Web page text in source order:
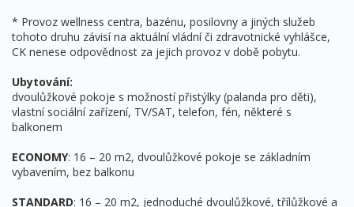
* Provoz wellness centra, bazénu, posilovny a jiných služeb
tohoto druhu závisí na aktuální vládní či zdravotnické vyhlášce,
CK nenese odpovědnost za jejich provoz v době pobytu.
Ubytování:
dvoulůžkové pokoje s možností přistýlky (palanda pro děti),
vlastní sociální zařízení, TV/SAT, telefon, fén, některé s
balkonem
ECONOMY: 16 – 20 m2, dvoulůžkové pokoje se základním
vybavením, bez balkonu
STANDARD: 16 – 20 m2, jednoduché dvoulůžkové, třílůžkové a